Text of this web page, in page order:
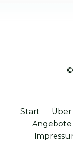
Start Über
Angebote